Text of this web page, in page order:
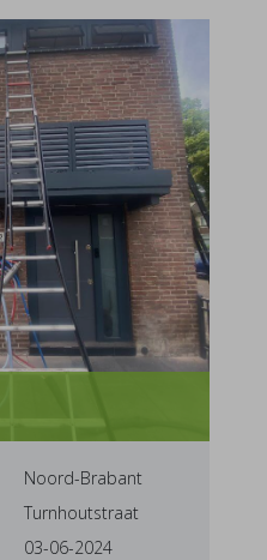
Noord-Brabant
Turnhoutstraat
03-06-2024